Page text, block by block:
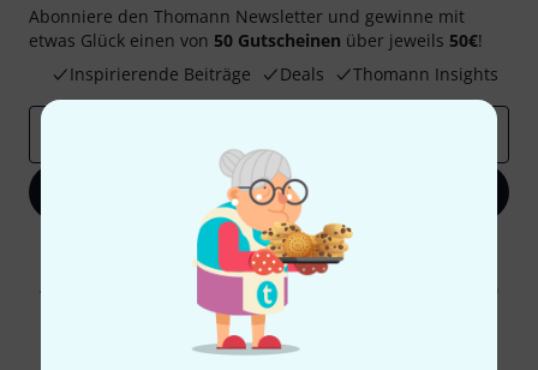
Abonniere den Thomann Newsletter und gewinne mit
etwas Glück einen von 50 Gutscheinen über jeweils 50€!
Inspirierende Beiträge
Deals Thomann Insights
Jetzt anmelden
Mit Klick auf „Jetzt anmelden“ stimmen Sie dem Erhalt von E-Mail-
Werbung und einer Messung des E-Mail-Nutzungsverhaltens zu. Die
Abmeldung ist jederzeit möglich. Weitere Informationen finden Sie in
unseren
Datenschutzhinweisen
* Pflichtfeld